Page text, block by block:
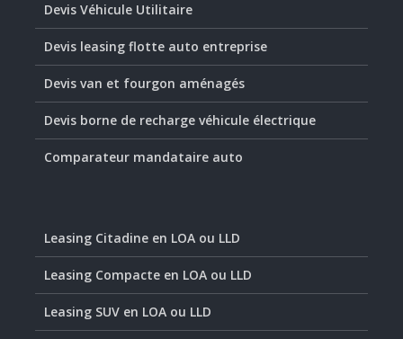
Devis Véhicule Utilitaire
Devis leasing flotte auto entreprise
Devis van et fourgon aménagés
Devis borne de recharge véhicule électrique
Comparateur mandataire auto
Leasing Citadine en LOA ou LLD
Leasing Compacte en LOA ou LLD
Leasing SUV en LOA ou LLD